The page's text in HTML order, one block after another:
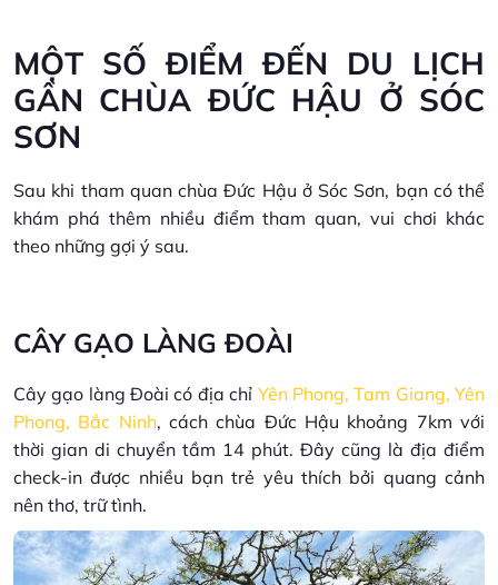
MỘT SỐ ĐIỂM ĐẾN DU LỊCH
GẦN CHÙA ĐỨC HẬU Ở SÓC
SƠN
Sau khi tham quan chùa Đức Hậu ở Sóc Sơn, bạn có thể
khám phá thêm nhiều điểm tham quan, vui chơi khác
theo những gợi ý sau.
CÂY GẠO LÀNG ĐOÀI
Cây gạo làng Đoài có địa chỉ Yên Phong, Tam Giang, Yên
Phong, Bắc Ninh, cách chùa Đức Hậu khoảng 7km với
thời gian di chuyển tầm 14 phút. Đây cũng là địa điểm
check-in được nhiều bạn trẻ yêu thích bởi quang cảnh
nên thơ, trữ tình.